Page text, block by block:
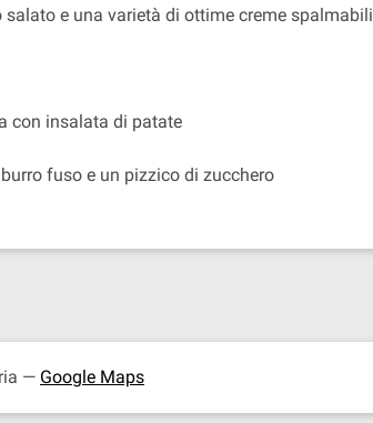
e una varietà di ottime creme spalmabili
con insalata di patate
fuso e un pizzico di zucchero
— Google Maps